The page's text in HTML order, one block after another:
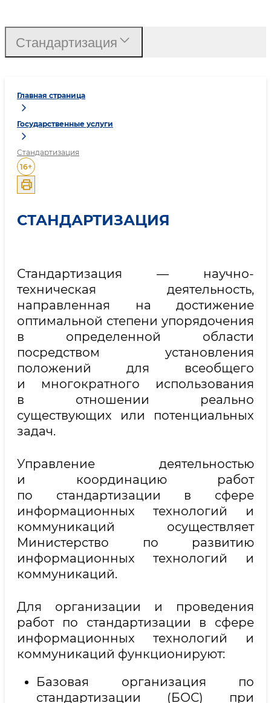
Главная страница
Государственные услуги
Стандартизация
16+
СТАНДАРТИЗАЦИЯ
Стандартизация — научно-
техническая деятельность,
направленная на достижение
оптимальной степени упорядочения
в определенной области
посредством установления
положений для всеобщего
и многократного использования
в отношении реально
существующих или потенциальных
задач.
Управление деятельностью
и координацию работ
по стандартизации в сфере
информационных технологий и
коммуникаций осуществляет
Министерство по развитию
информационных технологий и
коммуникаций.
Для организации и проведения
работ по стандартизации в сфере
информационных технологий и
коммуникаций функционируют:
Базовая организация по
стандартизации (БОС) при
Стандартизация